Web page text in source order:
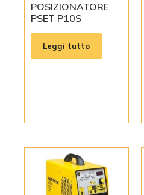
POSIZIONATORE
PSET P10S
Leggi tutto